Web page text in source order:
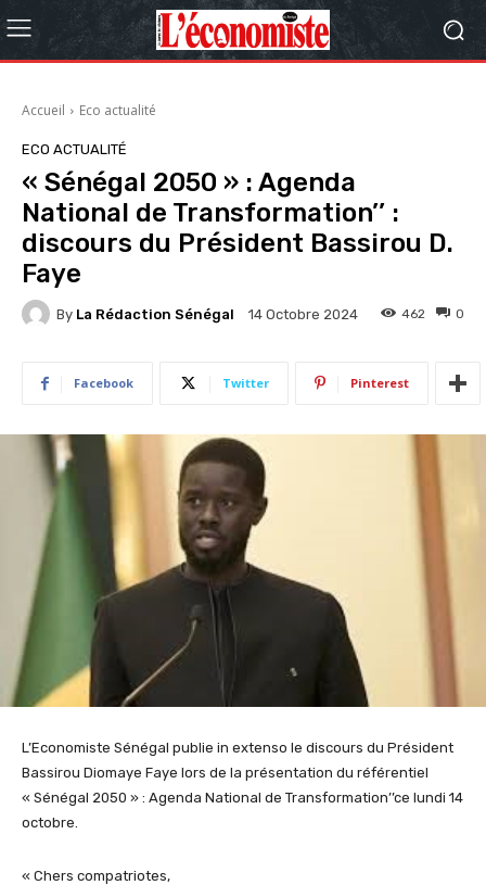
Accueil Eco actualité
ECO ACTUALITÉ
« Sénégal 2050 » : Agenda
National de Transformation’’ :
discours du Président Bassirou D.
Faye
By La Rédaction Sénégal 14 Octobre 2024 0
462
Facebook Twitter Pinterest
L’Economiste Sénégal publie in extenso le discours du Président
Bassirou Diomaye Faye lors de la présentation du référentiel
« Sénégal 2050 » : Agenda National de Transformation’’ce lundi 14
octobre.
« Chers compatriotes,